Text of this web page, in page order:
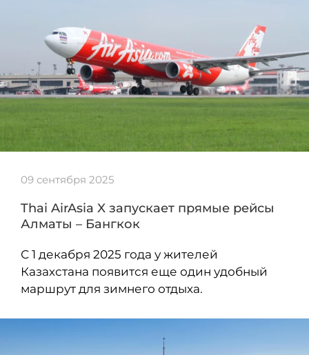
09 сентября 2025
Thai AirAsia X запускает прямые рейсы
Алматы – Бангкок
С 1 декабря 2025 года у жителей
Казахстана появится еще один удобный
маршрут для зимнего отдыха.